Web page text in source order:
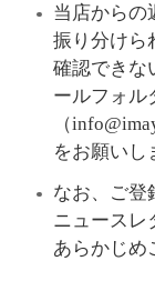
当店からの
振り分けら
確認できな
ールフォル
（
をお願いし
なお、ご登
ニュースレ
あらかじめ